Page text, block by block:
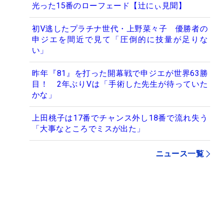
光った15番のローフェード【辻にぃ見聞】
初V逃したプラチナ世代・上野菜々子 優勝者の
申ジエを間近で見て「圧倒的に技量が足りな
い」
昨年『81』を打った開幕戦で申ジエが世界63勝
目！ 2年ぶりVは「手術した先生が待っていた
かな」
上田桃子は17番でチャンス外し18番で流れ失う
「大事なところでミスが出た」
ニュース一覧